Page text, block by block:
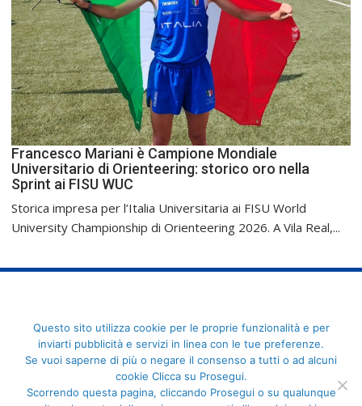
Francesco Mariani è Campione Mondiale
Universitario di Orienteering: storico oro nella
Sprint ai FISU WUC
Storica impresa per l’Italia Universitaria ai FISU World
University Championship di Orienteering 2026. A Vila Real,...
FederCUSI: Federazione Italiana dello Sport Universitario - Via
Angelo Brofferio, 7 - 00195 Roma - C.F. 80109270589
Questo sito utilizza cookie per le proprie funzionalità e per
inviarti pubblicità e servizi in linea con le tue preferenze.
Se vuoi saperne di più o negare il consenso a tutti o ad alcuni
cookie Clicca su Prosegui.
Scorrendo questa pagina, cliccando Prosegui o su qualunque